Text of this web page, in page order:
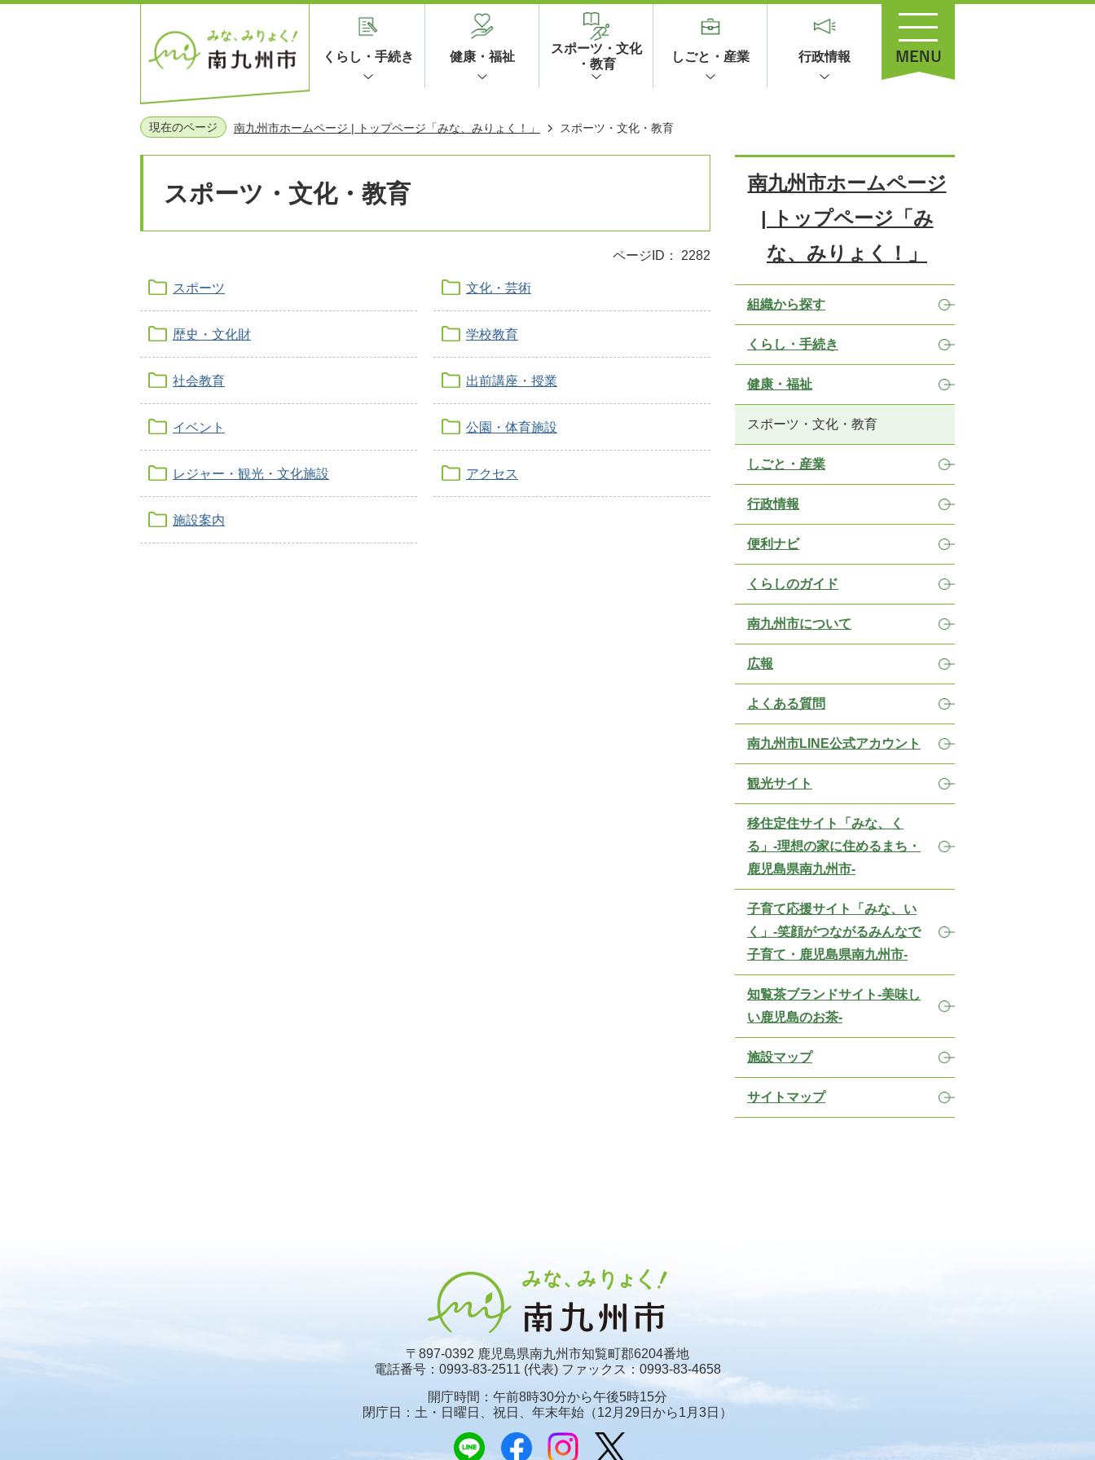
くらし・手続き 健康・福祉
スポーツ・文化
・教育
しごと・産業 行政情報
現在のページ 南九州市ホームページ | トップページ「みな、みりょく！」 スポーツ・文化・教育
スポーツ・文化・教育
ページID： 2282
スポーツ 文化・芸術
歴史・文化財 学校教育
社会教育 出前講座・授業
イベント 公園・体育施設
レジャー・観光・文化施設 アクセス
施設案内
南九州市ホームページ
| トップページ「み
な、みりょく！」
組織から探す
くらし・手続き
健康・福祉
スポーツ・文化・教育
しごと・産業
行政情報
便利ナビ
くらしのガイド
南九州市について
広報
よくある質問
南九州市LINE公式アカウント
観光サイト
移住定住サイト「みな、く
る」-理想の家に住めるまち・
鹿児島県南九州市-
子育て応援サイト「みな、い
く」-笑顔がつながるみんなで
子育て・鹿児島県南九州市-
知覧茶ブランドサイト-美味し
い鹿児島のお茶-
施設マップ
サイトマップ
〒897-0392 鹿児島県南九州市知覧町郡6204番地
電話番号：0993-83-2511 (代表) ファックス：0993-83-4658
開庁時間：午前8時30分から午後5時15分
閉庁日：土・日曜日、祝日、年末年始 （12月29日から1月3日）